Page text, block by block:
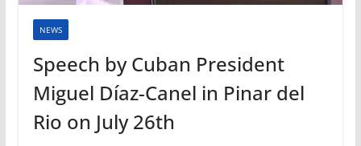
NEWS
Speech by Cuban President
Miguel Díaz-Canel in Pinar del
Rio on July 26th